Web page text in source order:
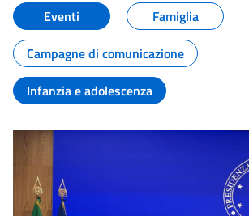
Eventi
Famiglia
Campagne di comunicazione
Infanzia e adolescenza